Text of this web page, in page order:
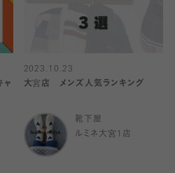
ャ
2023.10.23
大宮店 メンズ人気ランキング
靴下屋
ルミネ大宮1店